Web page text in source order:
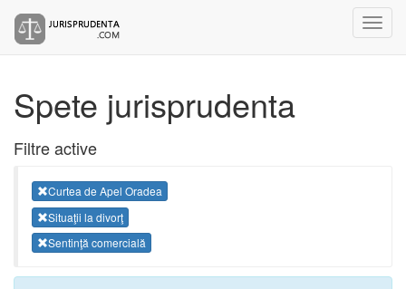
Spete jurisprudenta
Filtre active
Curtea de Apel Oradea
Situaţii la divorţ
Sentinţă comercială